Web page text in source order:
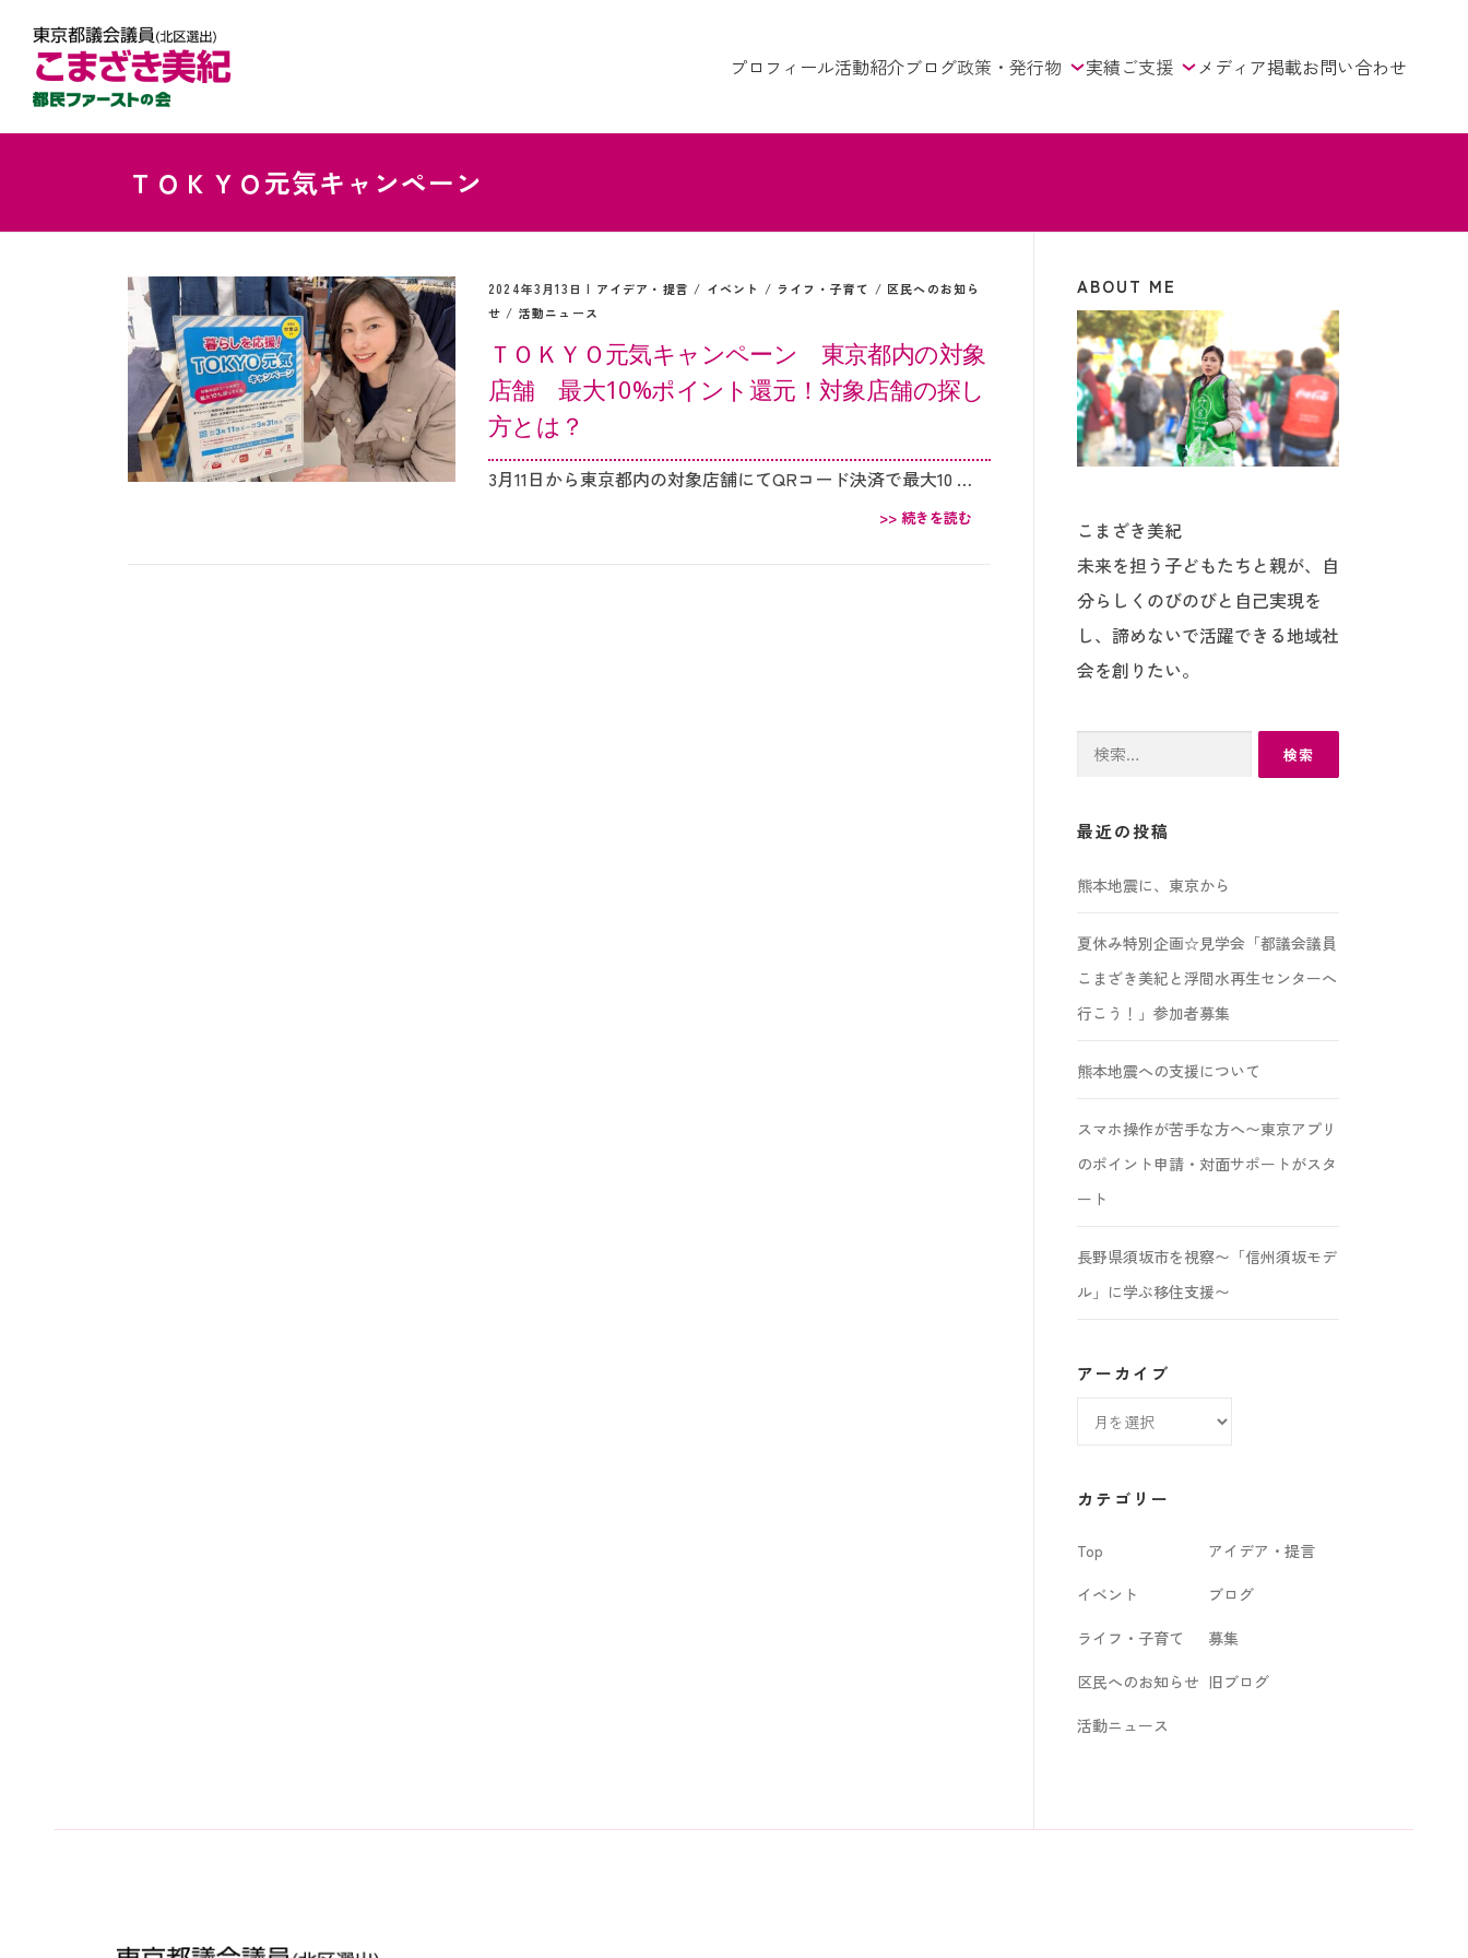
プロフィール活動紹介ブログ政策・発行物 実績ご支援 メディア掲載お問い合わせ
ＴＯＫＹＯ元気キャンペーン
2024年3月13日 | アイデア・提言 / イベント / ライフ・子育て / 区民へのお知ら
せ / 活動ニュース
ＴＯＫＹＯ元気キャンペーン 東京都内の対象
店舗 最大10%ポイント還元！対象店舗の探し
方とは？
3月11日から東京都内の対象店舗にてQRコード決済で最大10 …
>> 続きを読む
ABOUT ME
こまざき美紀
未来を担う子どもたちと親が、自
分らしくのびのびと自己実現を
し、諦めないで活躍できる地域社
会を創りたい。
最近の投稿
熊本地震に、東京から
夏休み特別企画☆見学会「都議会議員
こまざき美紀と浮間水再生センターへ
行こう！」参加者募集
熊本地震への支援について
スマホ操作が苦手な方へ〜東京アプリ
のポイント申請・対面サポートがスタ
ート
長野県須坂市を視察〜「信州須坂モデ
ル」に学ぶ移住支援〜
アーカイブ
ブ
カテゴリー
Top
アイデア・提言
イベント
ブログ
ライフ・子育て
募集
区民へのお知らせ 旧ブログ
活動ニュース